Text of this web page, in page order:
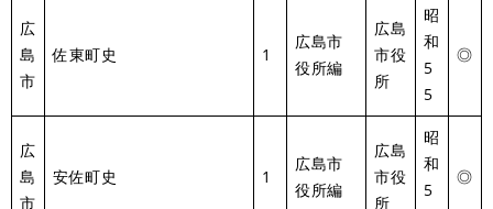
広
島
市
佐東町史 1
広島市
役所編
広島
市役
所
昭
和
5
5
◎
広
島
市
安佐町史 1
広島市
役所編
広島
市役
所
昭
和
5
◎